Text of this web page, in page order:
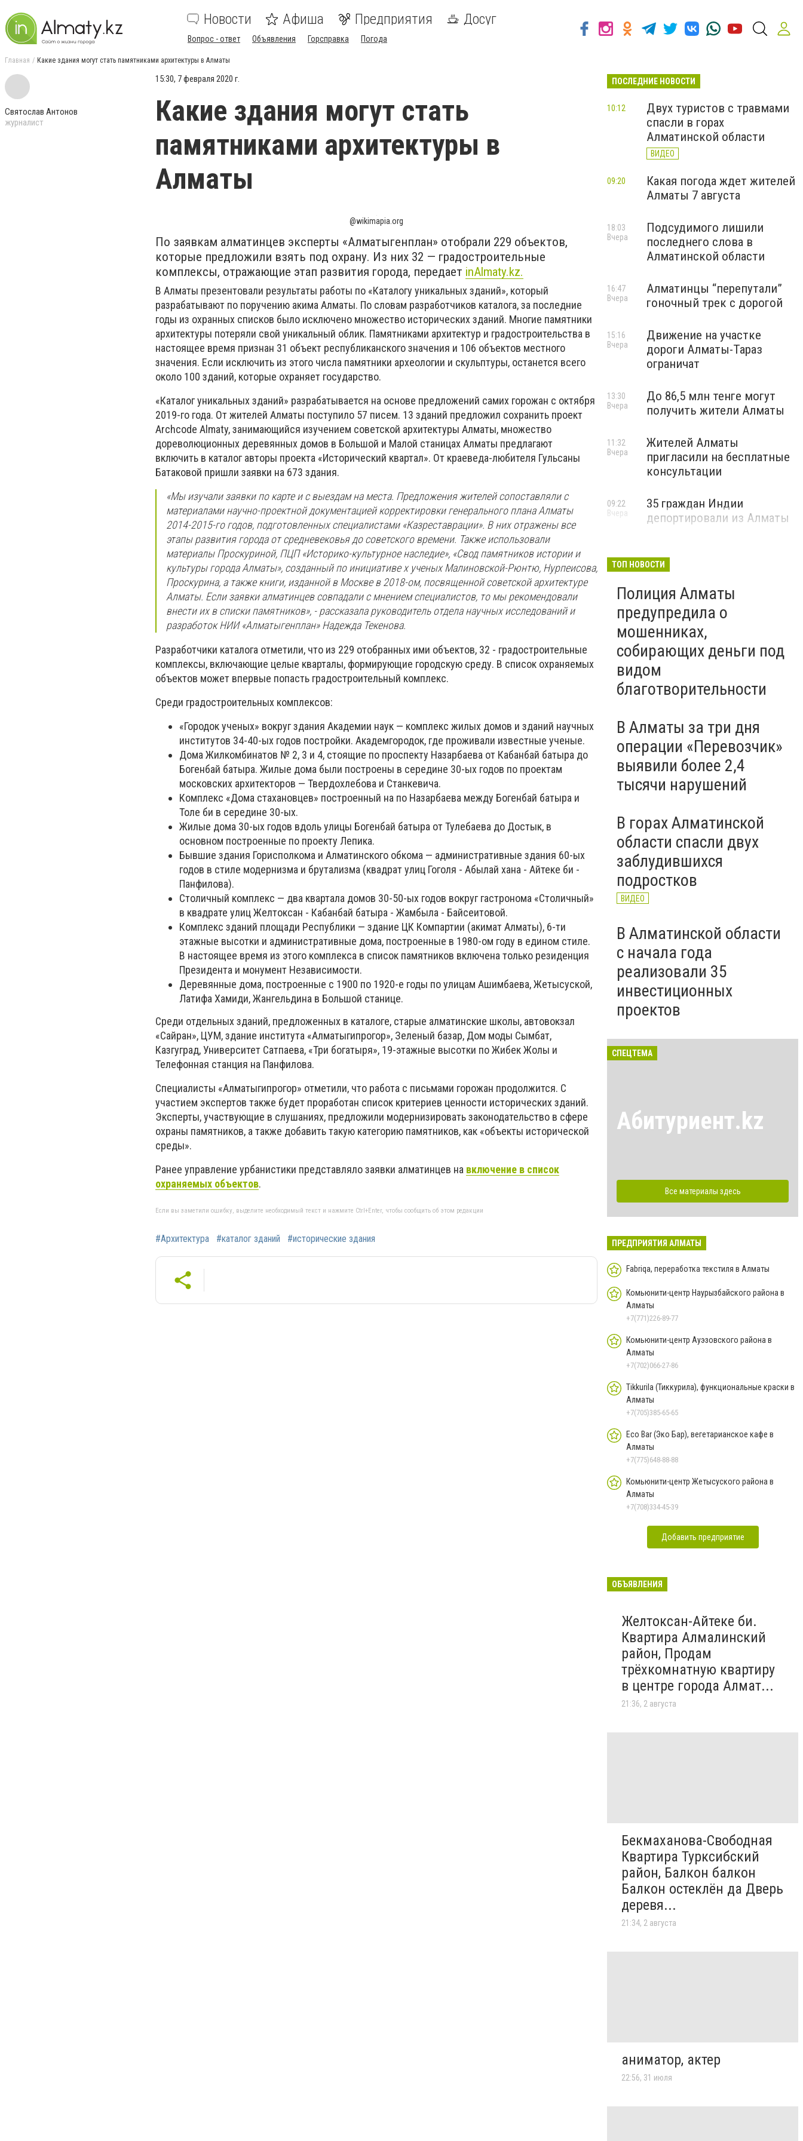
Новости Афиша Предприятия Досуг
Вопрос - ответ Объявления Горсправка Погода
Главная Какие здания могут стать памятниками архитектуры в Алматы
Святослав Антонов
журналист
15:30, 7 февраля 2020 г.
Какие здания могут стать
памятниками архитектуры в
Алматы
@wikimapia.org
По заявкам алматинцев эксперты «Алматыгенплан» отобрали 229 объектов,
которые предложили взять под охрану. Из них 32 — градостроительные
комплексы, отражающие этап развития города, передает inAlmaty.kz.
В Алматы презентовали результаты работы по «Каталогу уникальных зданий», который
разрабатывают по поручению акима Алматы. По словам разработчиков каталога, за последние
годы из охранных списков было исключено множество исторических зданий. Многие памятники
архитектуры потеряли свой уникальный облик. Памятниками архитектур и градостроительства в
настоящее время признан 31 объект республиканского значения и 106 объектов местного
значения. Если исключить из этого числа памятники археологии и скульптуры, останется всего
около 100 зданий, которые охраняет государство.
«Каталог уникальных зданий» разрабатывается на основе предложений самих горожан с октября
2019-го года. От жителей Алматы поступило 57 писем. 13 зданий предложил сохранить проект
Archcode Almaty, занимающийся изучением советской архитектуры Алматы, множество
дореволюционных деревянных домов в Большой и Малой станицах Алматы предлагают
включить в каталог авторы проекта «Исторический квартал». От краеведа-любителя Гульсаны
Батаковой пришли заявки на 673 здания.
«Мы изучали заявки по карте и с выездам на места. Предложения жителей сопоставляли с
материалами научно-проектной документацией корректировки генерального плана Алматы
2014-2015-го годов, подготовленных специалистами «Казреставрации». В них отражены все
этапы развития города от средневековья до советского времени. Также использовали
материалы Проскуриной, ПЦП «Историко-культурное наследие», «Свод памятников истории и
культуры города Алматы», созданный по инициативе х ученых Малиновской-Рюнтю, Нурпеисова,
Проскурина, а также книги, изданной в Москве в 2018-ом, посвященной советской архитектуре
Алматы. Если заявки алматинцев совпадали с мнением специалистов, то мы рекомендовали
внести их в списки памятников», - рассказала руководитель отдела научных исследований и
разработок НИИ «Алматыгенплан» Надежда Текенова.
Разработчики каталога отметили, что из 229 отобранных ими объектов, 32 - градостроительные
комплексы, включающие целые кварталы, формирующие городскую среду. В список охраняемых
объектов может впервые попасть градостроительный комплекс.
Среди градостроительных комплексов:
«Городок ученых» вокруг здания Академии наук — комплекс жилых домов и зданий научных
институтов 34-40-ых годов постройки. Академгородок, где проживали известные ученые.
Дома Жилкомбинатов № 2, 3 и 4, стоящие по проспекту Назарбаева от Кабанбай батыра до
Богенбай батыра. Жилые дома были построены в середине 30-ых годов по проектам
московских архитекторов — Твердохлебова и Станкевича.
Комплекс «Дома стахановцев» построенный на по Назарбаева между Богенбай батыра и
Толе би в середине 30-ых.
Жилые дома 30-ых годов вдоль улицы Богенбай батыра от Тулебаева до Достык, в
основном построенные по проекту Лепика.
Бывшие здания Горисполкома и Алматинского обкома — административные здания 60-ых
годов в стиле модернизма и брутализма (квадрат улиц Гоголя - Абылай хана - Айтеке би -
Панфилова).
Столичный комплекс — два квартала домов 30-50-ых годов вокруг гастронома «Столичный»
в квадрате улиц Желтоксан - Кабанбай батыра - Жамбыла - Байсеитовой.
Комплекс зданий площади Республики — здание ЦК Компартии (акимат Алматы), 6-ти
этажные высотки и административные дома, построенные в 1980-ом году в едином стиле.
В настоящее время из этого комплекса в список памятников включена только резиденция
Президента и монумент Независимости.
Деревянные дома, построенные с 1900 по 1920-е годы по улицам Ашимбаева, Жетысуской,
Латифа Хамиди, Жангельдина в Большой станице.
Среди отдельных зданий, предложенных в каталоге, старые алматинские школы, автовокзал
«Сайран», ЦУМ, здание института «Алматыгипрогор», Зеленый базар, Дом моды Сымбат,
Казгуград, Университет Сатпаева, «Три богатыря», 19-этажные высотки по Жибек Жолы и
Телефонная станция на Панфилова.
Специалисты «Алматыгипрогор» отметили, что работа с письмами горожан продолжится. С
участием экспертов также будет проработан список критериев ценности исторических зданий.
Эксперты, участвующие в слушаниях, предложили модернизировать законодательство в сфере
охраны памятников, а также добавить такую категорию памятников, как «объекты исторической
среды».
Ранее управление урбанистики представляло заявки алматинцев на включение в список
охраняемых объектов.
Если вы заметили ошибку, выделите необходимый текст и нажмите Ctrl+Enter, чтобы сообщить об этом редакции
#Архитектура #каталог зданий #исторические здания
ПОСЛЕДНИЕ НОВОСТИ
Двух туристов с травмами
спасли в горах
Алматинской области
ВИДЕО
10:12
Какая погода ждет жителей
Алматы 7 августа
09:20
Подсудимого лишили
последнего слова в
Алматинской области
18:03
Вчера
Алматинцы “перепутали”
гоночный трек с дорогой
16:47
Вчера
Движение на участке
дороги Алматы-Тараз
ограничат
15:16
Вчера
До 86,5 млн тенге могут
получить жители Алматы
13:30
Вчера
Жителей Алматы
пригласили на бесплатные
консультации
11:32
Вчера
35 граждан Индии
депортировали из Алматы
09:22
Вчера
ТОП НОВОСТИ
Полиция Алматы
предупредила о
мошенниках,
собирающих деньги под
видом
благотворительности
В Алматы за три дня
операции «Перевозчик»
выявили более 2,4
тысячи нарушений
В горах Алматинской
области спасли двух
заблудившихся
подростков
ВИДЕО
В Алматинской области
с начала года
реализовали 35
инвестиционных
проектов
СПЕЦТЕМА
Абитуриент.kz
Все материалы здесь
ПРЕДПРИЯТИЯ АЛМАТЫ
Fabriqa, переработка текстиля в Алматы
Комьюнити-центр Наурызбайского района в
Алматы
+7(771)226-89-77
Комьюнити-центр Ауэзовского района в
Алматы
+7(702)066-27-86
Tikkurila (Тиккурила), функциональные краски в
Алматы
+7(705)385-65-65
Eco Bar (Эко Бар), вегетарианское кафе в
Алматы
+7(775)648-88-88
Комьюнити-центр Жетысуского района в
Алматы
+7(708)334-45-39
Добавить предприятие
ОБЪЯВЛЕНИЯ
Желтоксан-Айтеке би.
Квартира Алмалинский
район, Продам
трёхкомнатную квартиру
в центре города Алмат...
21:36, 2 августа
Бекмаханова-Свободная
Квартира Турксибский
район, Балкон балкон
Балкон остеклён да Дверь
деревя...
21:34, 2 августа
аниматор, актер
22:56, 31 июля